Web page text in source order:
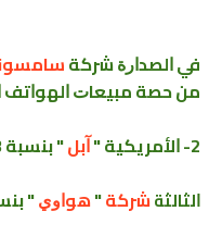
ﻓﻲ ﺍﻟﺼﺪﺍﺭﺓ ﺷﺮﻛﺔ
ﻣﻦ ﺣﺼﺔ ﻣﺒﻴﻌﺎﺕ ﺍﻟﻬﻮﺍﺗﻒ
2- ﺍﻷﻣﺮﻳﻜﻴﺔ "
ﺁﺑﻞ" ﺑﻨﺴﺒﺔ 15.3 %
ﺍﻟﺜﺎﻟﺜﺔﺷﺮﻛﺔ"ﻫﻮﺍﻭﻱ"